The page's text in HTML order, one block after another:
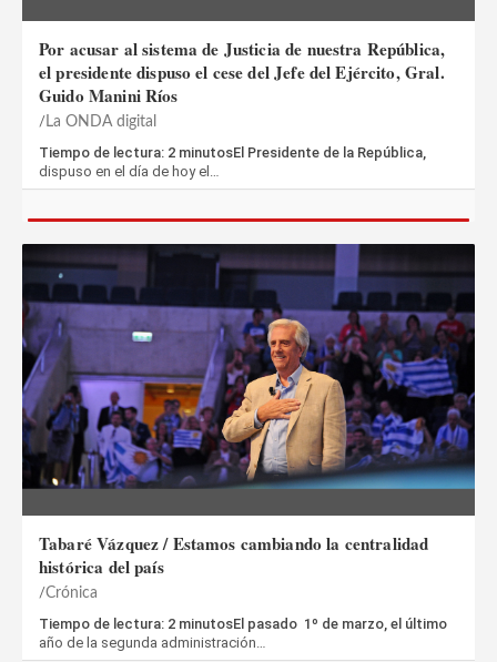
Por acusar al sistema de Justicia de nuestra República,
el presidente dispuso el cese del Jefe del Ejército, Gral.
Guido Manini Ríos
La ONDA digital
Tiempo de lectura: 2 minutosEl Presidente de la República,
dispuso en el día de hoy el…
Tabaré Vázquez / Estamos cambiando la centralidad
histórica del país
Crónica
Tiempo de lectura: 2 minutosEl pasado 1º de marzo, el último
año de la segunda administración…